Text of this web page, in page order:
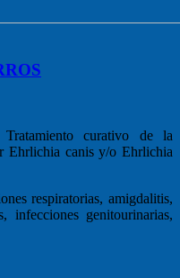
curativo de la
Ehrlichia canis y/o Ehrlichia
respiratorias, amigdalitis,
infecciones genitourinarias,